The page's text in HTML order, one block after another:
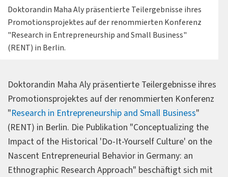
Doktorandin Maha Aly präsentierte Teilergebnisse ihres
Promotionsprojektes auf der renommierten Konferenz
"Research in Entrepreneurship and Small Business"
(RENT) in Berlin.
Doktorandin Maha Aly präsentierte Teilergebnisse ihres
Promotionsprojektes auf der renommierten Konferenz
"Research in Entrepreneurship and Small Business"
(RENT) in Berlin. Die Publikation "Conceptualizing the
Impact of the Historical 'Do-It-Yourself Culture' on the
Nascent Entrepreneurial Behavior in Germany: an
Ethnographic Research Approach" beschäftigt sich mit